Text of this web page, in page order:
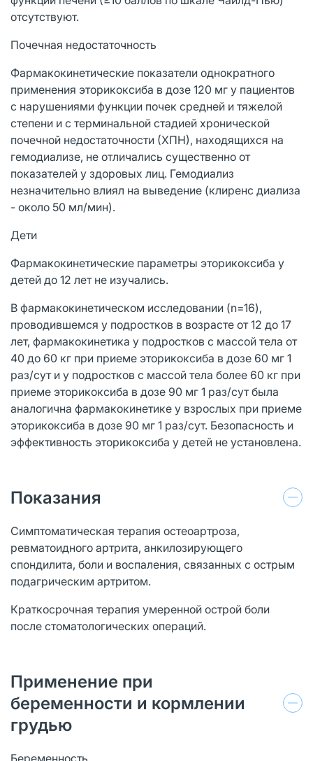
отсутствуют.
Почечная недостаточность
Фармакокинетические показатели однократного
применения эторикоксиба в дозе 120 мг у пациентов
с нарушениями функции почек средней и тяжелой
степени и с терминальной стадией хронической
почечной недостаточности (ХПН), находящихся на
гемодиализе, не отличались существенно от
показателей у здоровых лиц. Гемодиализ
незначительно влиял на выведение (клиренс диализа
- около 50 мл/мин).
Дети
Фармакокинетические параметры эторикоксиба у
детей до 12 лет не изучались.
В фармакокинетическом исследовании (n=16),
проводившемся у подростков в возрасте от 12 до 17
лет, фармакокинетика у подростков с массой тела от
40 до 60 кг при приеме эторикоксиба в дозе 60 мг 1
раз/сут и у подростков с массой тела более 60 кг при
приеме эторикоксиба в дозе 90 мг 1 раз/сут была
аналогична фармакокинетике у взрослых при приеме
эторикоксиба в дозе 90 мг 1 раз/сут. Безопасность и
эффективность эторикоксиба у детей не установлена.
Показания
Симптоматическая терапия остеоартроза,
ревматоидного артрита, анкилозирующего
спондилита, боли и воспаления, связанных с острым
подагрическим артритом.
Краткосрочная терапия умеренной острой боли
после стоматологических операций.
Применение при
беременности и кормлении
грудью
Беременность